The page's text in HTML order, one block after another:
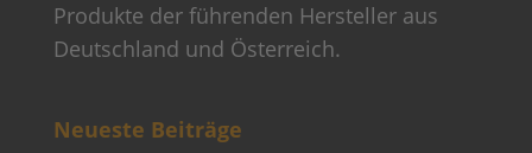
Produkte der führenden Hersteller aus
Deutschland und Österreich.
Neueste Beiträge